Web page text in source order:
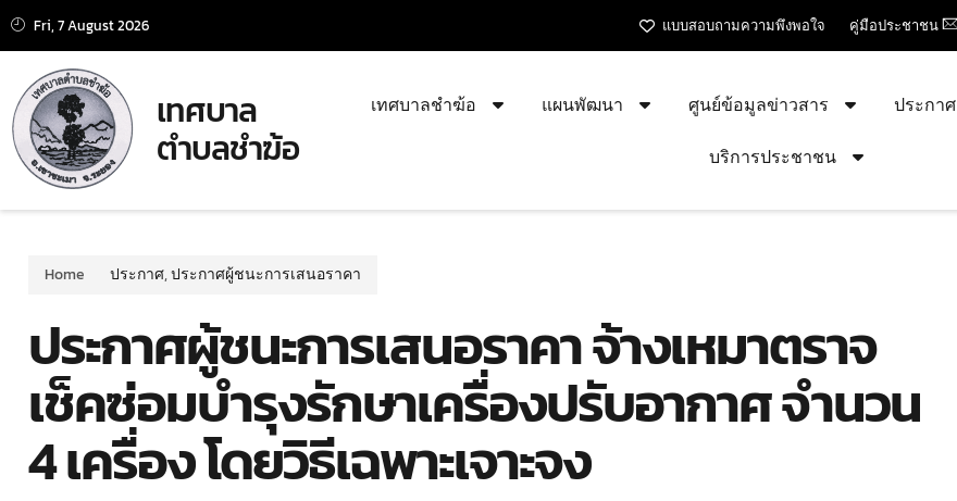
Fri, 7 August 2026 แบบสอบถามความพึงพอใจ คู่มือประชาชน
เทศบาล
ตำบลชำฆ้อ
เทศบาลชำฆ้อ แผนพัฒนา ศูนย์ข้อมูลข่าวสาร ประกาศ
บริการประชาชน
Home ประกาศ,ประกาศผู้ชนะการเสนอราคา
ประกาศผู้ชนะการเสนอราคา จ้างเหมาตราจ
เช็คซ่อมบำรุงรักษาเครื่องปรับอากาศ จำนวน
4 เครื่อง โดยวิธีเฉพาะเจาะจง